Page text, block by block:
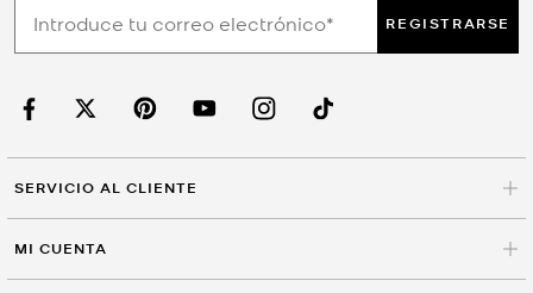
REGISTRARSE
SERVICIO AL CLIENTE
MI CUENTA